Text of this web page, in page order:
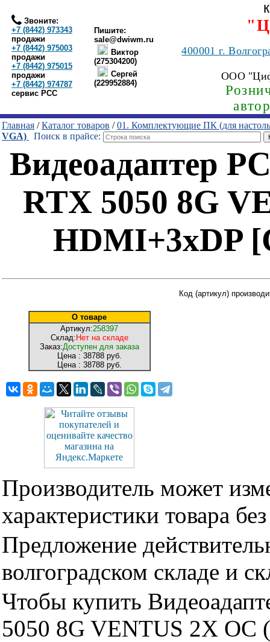
Звоните:
+7 (8442) 973343
продажи
+7 (8442) 975003
продажи
+7 (8442) 975015
продажи
+7 (8442) 974787
сервис РСС
Пишите:
sale@dwiwm.ru
Виктор
(275304200)
Сергей
(229952884)
400001г.
ООО
Главная /Каталог товаров /01. Комплектующие ПК (для
VGA)
Поиск в прайсе:
Видеоадаптер
RTX 5050 8G
HDMI+3xDP
О товаре
Артикул:258397
Склад: Нет на складе
Заказ:Доступен для заказа
Цена : 38788 руб.
Цена : 38788 руб.
Код (артикул)
Производитель может
характеристики товара
Предложение
волгоградском складе и
Чтобы купить
5050 8G VENTUS 2X OC